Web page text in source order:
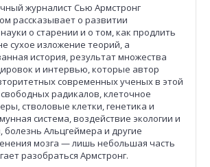
журналист Сью Армстронг
рассказывает о развитии
о старении и о том, как продлить
сухое изложение теорий, а
история, результат множества
и интервью, которые автор
современных ученых в этой
радикалов, клеточное
стволовые клетки, генетика и
система, воздействие экологии и
Альцгеймера и другие
мозга — лишь небольшая часть
разобраться Армстронг.